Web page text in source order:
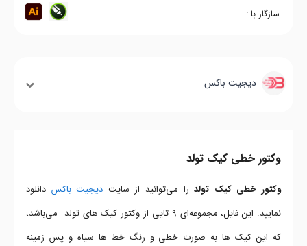
سازگار با :
دیجیت باکس
وکتور خطی کیک تولد
وکتور خطی کیک تولدرا می‌توانید از سایت دیجیت باکس دانلود
نمایید. این فایل، مجموعه‌ای 9 تایی از وکتور کیک های تولد می‌باشد،
که این کیک ها به صورت خطی و رنگ خط ها سیاه و پس زمینه